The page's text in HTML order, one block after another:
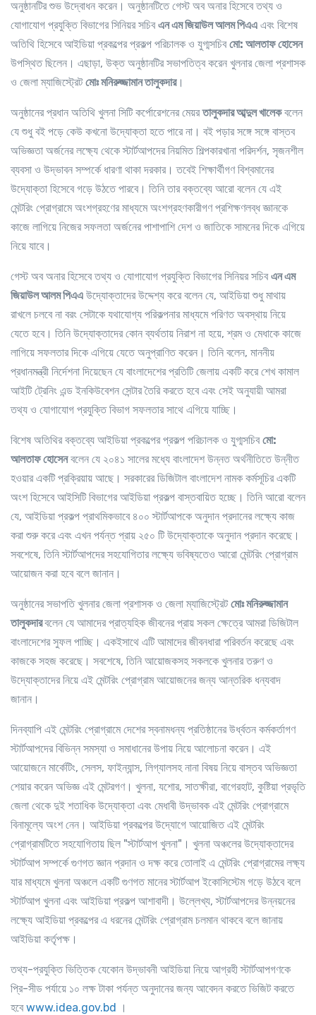
অনুষ্ঠানটির শুভ উদ্বোধন করেন। অনুষ্ঠানটিতে গেস্ট অব অনার হিসেবে তথ্য ও
যোগাযোগ প্রযুক্তি বিভাগের সিনিয়র সচিবএন এম জিয়াউল আলম পিএএ এবং বিশেষ
অতিথি হিসেবে আইডিয়া প্রকল্পের প্রকল্প পরিচালক ও যুগ্মসচিবমো: আলতাফ হোসেন
উপস্থিত ছিলেন। এছাড়া, উক্ত অনুষ্ঠানটির সভাপতিত্ব করেন খুলনার জেলা প্রশাসক
ও জেলা ম্যাজিস্ট্রেটমোঃ মনিরুজ্জামান তালুকদার।
অনুষ্ঠানের প্রধান অতিথি খুলনা সিটি কর্পোরেশনের মেয়রতালুকদার আব্দুল খালেকবলেন
যে শুধু বই পড়ে কেউ কখনো উদ্যোক্তা হতে পারে না। বই পড়ার সঙ্গে সঙ্গে বাস্তব
অভিজ্ঞতা অর্জনের লক্ষ্যে থেকে স্টার্টআপদের নিয়মিত শিল্পকারখানা পরিদর্শন, সৃজনশীল
ব্যবসা ও উদ্ভাবন সম্পর্কে ধারণা থাকা দরকার। তবেই শিক্ষার্থীগণ বিশ্বমানের
উদ্যোক্তা হিসেবে গড়ে উঠতে পারবে। তিনি তার বক্তব্যে আরো বলেন যে এই
মেন্টরিং প্রোগ্রামে অংশগ্রহণের মাধ্যমে অংশগ্রহণকারীগণ প্রশিক্ষণলব্ধ জ্ঞানকে
কাজে লাগিয়ে নিজের সফলতা অর্জনের পাশাপাশি দেশ ও জাতিকে সামনের দিকে এগিয়ে
নিয়ে যাবে।
গেস্ট অব অনার হিসেবে তথ্য ও যোগাযোগ প্রযুক্তি বিভাগের সিনিয়র সচিবএন এম
জিয়াউল আলম পিএএ উদ্যোক্তাদের উদ্দেশ্য করে বলেন যে, আইডিয়া শুধু মাথায়
রাখলে চলবে না বরং সেটাকে যথাযোগ্য পরিকল্পনার মাধ্যমে পরিণত অবস্থায় নিয়ে
যেতে হবে। তিনি উদ্যোক্তাদের কোন ব্যর্থতায় নিরাশ না হয়ে, শ্রম ও মেধাকে কাজে
লাগিয়ে সফলতার দিকে এগিয়ে যেতে অনুপ্রাণিত করেন। তিনি বলেন, মাননীয়
প্রধানমন্ত্রী নির্দেশনা দিয়েছেন যে বাংলাদেশের প্রতিটি জেলায় একটি করে শেখ কামাল
আইটি ট্রেনিং এন্ড ইনকিউবেশন সেন্টার তৈরি করতে হবে এবং সেই অনুযায়ী আমরা
তথ্য ও যোগাযোগ প্রযুক্তি বিভাগ সফলতার সাথে এগিয়ে যাচ্ছি।
বিশেষ অতিথির বক্তব্যে আইডিয়া প্রকল্পের প্রকল্প পরিচালক ও যুগ্মসচিবমো:
আলতাফ হোসেনবলেন যে ২০৪১ সালের মধ্যে বাংলাদেশ উন্নত অর্থনীতিতে উন্নীত
হওয়ার একটি প্রক্রিয়ায় আছে। সরকারের ডিজিটাল বাংলাদেশ নামক কর্মসূচির একটি
অংশ হিসেবে আইসিটি বিভাগের আইডিয়া প্রকল্প বাস্তবায়িত হচ্ছে। তিনি আরো বলেন
যে, আইডিয়া প্রকল্প প্রাথমিকভাবে ৪০০ স্টার্টআপকে অনুদান প্রদানের লক্ষ্যে কাজ
করা শুরু করে এবং এখন পর্যন্ত প্রায় ২৫০ টি উদ্যোক্তাকে অনুদান প্রদান করেছে।
সবশেষে, তিনি স্টার্টআপদের সহযোগিতার লক্ষ্যে ভবিষ্যতেও আরো মেন্টরিং প্রোগ্রাম
আয়োজন করা হবে বলে জানান।
অনুষ্ঠানের সভাপতি খুলনার জেলা প্রশাসক ও জেলা ম্যাজিস্ট্রেটমোঃ মনিরুজ্জামান
তালুকদারবলেন যে আমাদের প্রাত্যহিক জীবনের প্রায় সকল ক্ষেত্রে আমরা ডিজিটাল
বাংলাদেশের সুফল পাচ্ছি। একইসাথে এটি আমাদের জীবনধারা পরিবর্তন করেছে এবং
কাজকে সহজ করেছে। সবশেষে, তিনি আয়োজকসহ সকলকে খুলনার তরুণ ও
উদ্যোক্তাদের নিয়ে এই মেন্টরিং প্রোগ্রাম আয়োজনের জন্য আন্তরিক ধন্যবাদ
জানান।
দিনব্যাপি এই মেন্টরিং প্রোগ্রামে দেশের স্বনামধন্য প্রতিষ্ঠানের উর্ধ্বতন কর্মকর্তাগণ
স্টার্টআপদের বিভিন্ন সমস্যা ও সমাধানের উপায় নিয়ে আলোচনা করেন। এই
আয়োজনে মার্কেটিং, সেলস, ফাইন্যান্স, লিগ্যালসহ নানা বিষয় নিয়ে বাস্তব অভিজ্ঞতা
শেয়ার করেন অভিজ্ঞ এই মেন্টরগণ। খুলনা, যশোর, সাতক্ষীরা, বাগেরহাট, কুষ্টিয়া প্রভৃতি
জেলা থেকে দুই শতাধিক উদ্যোক্তা এবং মেধাবী উদ্ভাবক এই মেন্টরিং প্রোগ্রামে
বিনামূল্যে অংশ নেন। আইডিয়া প্রকল্পের উদ্যোগে আয়োজিত এই মেন্টরিং
প্রোগ্রামটিতে সহযোগিতায় ছিল "স্টার্টআপ খুলনা"। খুলনা অঞ্চলের উদ্যোক্তাদের
স্টার্টআপ সম্পর্কে গুণগত জ্ঞান প্রদান ও দক্ষ করে তোলাই এ মেন্টরিং প্রোগ্রামের লক্ষ্য
যার মাধ্যমে খুলনা অঞ্চলে একটি গুণগত মানের স্টার্টআপ ইকোসিস্টেম গড়ে উঠবে বলে
স্টার্টআপ খুলনা এবং আইডিয়া প্রকল্প আশাবাদী। উল্লেখ্য, স্টার্টআপদের উন্নয়নের
লক্ষ্যে আইডিয়া প্রকল্পের এ ধরনের মেন্টরিং প্রোগ্রাম চলমান থাকবে বলে জানায়
আইডিয়া কর্তৃপক্ষ।
তথ্য-প্রযুক্তি ভিত্তিক যেকোন উদ্ভাবনী আইডিয়া নিয়ে আগ্রহী স্টার্টআপগণকে
প্রি-সীড পর্যায়ে ১০ লক্ষ টাকা পর্যন্ত অনুদানের জন্য আবেদন করতে ভিজিট করতে
হবেwww.idea.gov.bd ।